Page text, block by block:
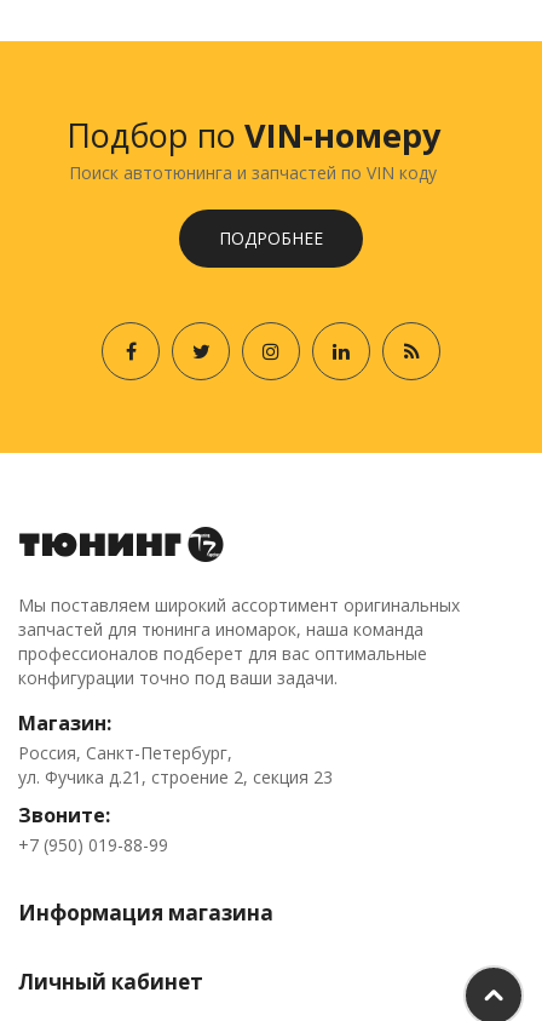
Подбор по VIN-номеру
Поиск автотюнинга и запчастей по VIN коду
ПОДРОБНЕЕ
Мы поставляем широкий ассортимент оригинальных
запчастей для тюнинга иномарок, наша команда
профессионалов подберет для вас оптимальные
конфигурации точно под ваши задачи.
Магазин:
Россия, Санкт-Петербург,
ул. Фучика д.21, строение 2, секция 23
Звоните:
+7 (950) 019-88-99
Информация магазина
Личный кабинет